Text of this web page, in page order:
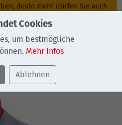
desto mehr dürfen Sie auch
sind nicht voll pfändbar.
Cookies
um bestmögliche
Mehr Infos
Ablehnen